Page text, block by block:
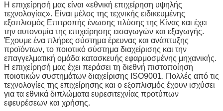
Η επιχείρησή μας είναι «εθνική επιχείρηση υψηλής
τεχνολογίας». Είναι μέλος της τεχνικής ειδικευμένης
εξοπλισμός Επιτροπής ένωσης πλύσης της Κίνας και έχει
την αυτονομία της επιχείρησης εισαγωγών και εξαγωγής.
Έχουμε ένα πλήρες σύστημα έρευνας και ανάπτυξης
προϊόντων, το ποιοτικό σύστημα διαχείρισης και την
επαγγελματική ομάδα κατασκευής εφαρμοσμένης μηχανικής.
Η επιχείρησή μας έχει περάσει τη διεθνή πιστοποίηση
ποιοτικών συστημάτων διαχείρισης ISO9001. Πολλές από τις
τεχνολογίες της επιχείρησης και ο εξοπλισμός έχουν ισχύσει
για τα εθνικά διπλώματα ευρεσιτεχνίας προτύπων
εφευρέσεων και χρήσης.